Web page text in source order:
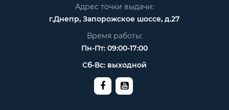
Адрес точки выдачи:
г.Днепр, Запорожское шоссе, д.27
Время работы:
Пн-Пт: 09:00-17:00
Сб-Вс: выходной